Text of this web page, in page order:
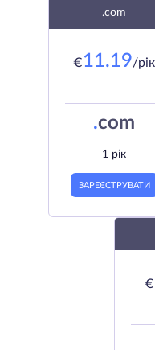
.com
€11.19/рік
.com
1 рік
ЗАРЕЄСТРУВАТИ
€